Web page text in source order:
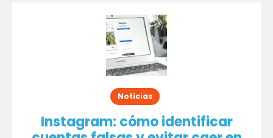
Noticias
Instagram: cómo identificar